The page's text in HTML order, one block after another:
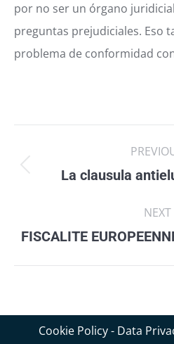
por no ser un órgano
preguntas prejudiciales. Eso
problema de conformidad
navigation
La clausula
NEXT
FISCALITE
Cookie Policy- Data